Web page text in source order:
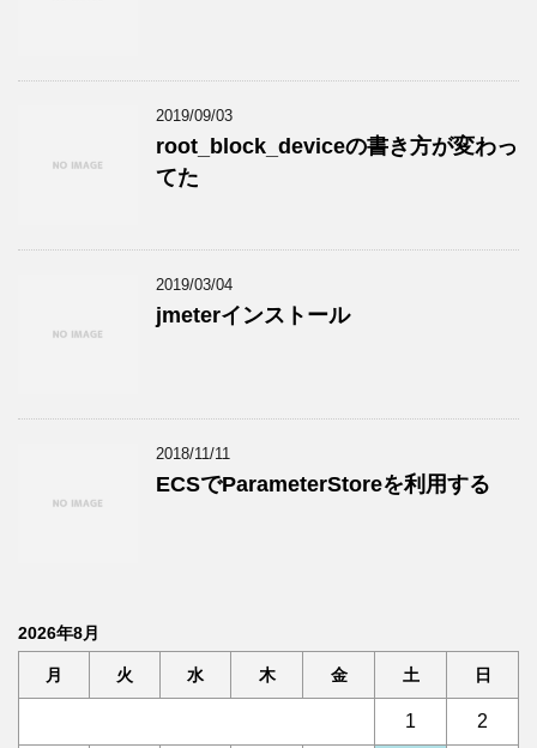
2019/09/03
root_block_deviceの書き方が変わっ
てた
2019/03/04
jmeterインストール
2018/11/11
ECSでParameterStoreを利用する
2026年8月
月 火 水 木 金 土 日
1 2